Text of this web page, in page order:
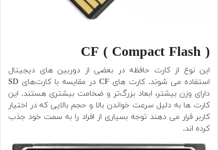
( CF ( Compact Flash
این نوع از کارت حافظه در بعضی از دوربین های دیجیتال
استفاده می شوند. کارت‌ های CF در مقایسه با کارت‌های SD
دارای وزن بیشتر، ابعاد بزرگ‌تر و ضخامت بیشتری هستند. این
کارت ها به دلیل سرعت خواندن بالا و حجم بالایی که در اختیار
کاربر قرار می دهند توجه بسیاری از افراد را به سمت خود جذب
کرده اند.